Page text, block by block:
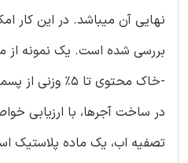
نهایی آن میباشد. در این
بررسی شده است. یک نمونه از
در ساخت آجرها، با ارزیابی